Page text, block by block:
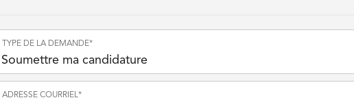
TYPE DE LA DEMANDE*
ADRESSE COURRIEL*